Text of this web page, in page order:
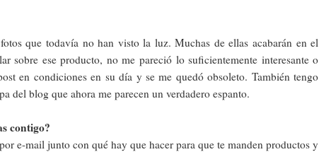
que todavía no han visto la luz. Muchas de ellas acabarán en el
sobre ese producto, no me pareció lo suficientemente interesante o
en condiciones en su día y se me quedó obsoleto. También tengo
del blog que ahora me parecen un verdadero espanto.
contigo?
e-mail junto con qué hay que hacer para que te manden productos y